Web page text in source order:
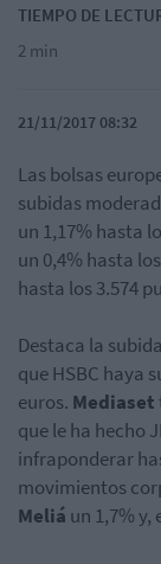
TIEMPO DE
2 min
21/11/2017 08:32
Las bolsas
subidas
un 1,17% hasta
un 0,4% hasta
hasta los 3.574
Destaca la
que HSBC haya
euros. Mediaset
que le ha hecho
infraponderar
movimientos
Meliá un 1,7%